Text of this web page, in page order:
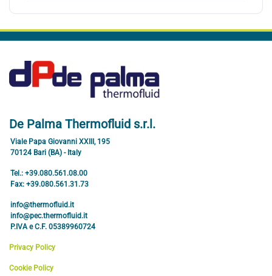
De Palma Thermofluid s.r.l.
Viale Papa Giovanni XXIII, 195
70124 Bari (BA) - Italy
Tel.: +39.080.561.08.00
Fax: +39.080.561.31.73
info@thermofluid.it
info@pec.thermofluid.it
P.IVA e C.F. 05389960724
Privacy Policy
Cookie Policy